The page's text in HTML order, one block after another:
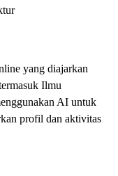
yang diajarkan
Ilmu
AI untuk
profil dan aktivitas